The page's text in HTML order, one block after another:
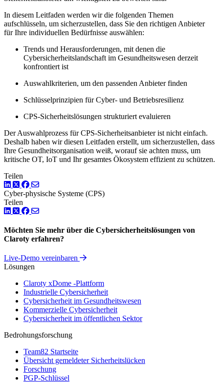
In diesem Leitfaden werden wir die folgenden Themen
aufschlüsseln, um sicherzustellen, dass Sie den richtigen Anbieter
für Ihre individuellen Bedürfnisse auswählen:
Trends und Herausforderungen, mit denen die
Cybersicherheitslandschaft im Gesundheitswesen derzeit
konfrontiert ist
Auswahlkriterien, um den passenden Anbieter finden
Schlüsselprinzipien für Cyber- und Betriebsresilienz
CPS-Sicherheitslösungen strukturiert evaluieren
Der Auswahlprozess für CPS-Sicherheitsanbieter ist nicht einfach.
Deshalb haben wir diesen Leitfaden erstellt, um sicherzustellen, dass
Ihre Gesundheitsorganisation weiß, worauf sie achten muss, um
kritische OT, IoT und Ihr gesamtes Ökosystem effizient zu schützen.
Teilen
LinkedIn
TwitterFacebook
Cyber-physische Systeme (CPS)
Teilen
LinkedIn
TwitterFacebook
Möchten Sie mehr über die Cybersicherheitslösungen von
Claroty erfahren?
Live-Demo vereinbaren
Lösungen
Claroty xDome -Plattform
Industrielle Cybersicherheit
Cybersicherheit im Gesundheitswesen
Kommerzielle Cybersicherheit
Cybersicherheit im öffentlichen Sektor
Bedrohungsforschung
Team82 Startseite
Übersicht gemeldeter Sicherheitslücken
Forschung
PGP-Schlüssel